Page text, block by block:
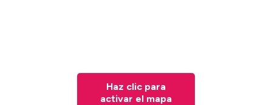
Haz clic para
activar el mapa